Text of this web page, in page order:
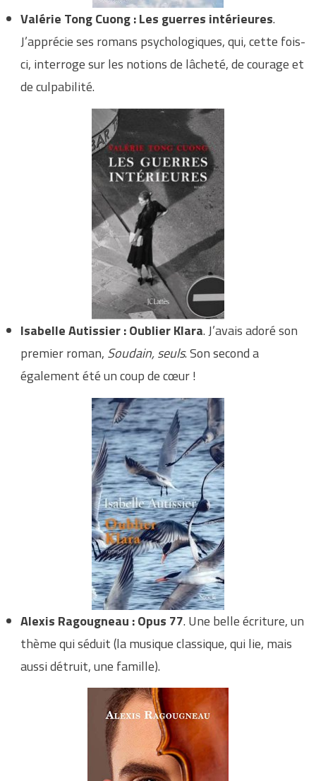
Valérie Tong Cuong : Les guerres intérieures.
J’apprécie ses romans psychologiques, qui, cette fois-
ci, interroge sur les notions de lâcheté, de courage et
de culpabilité.
Isabelle Autissier : Oublier Klara. J’avais adoré son
premier roman, Soudain, seuls. Son second a
également été un coup de cœur !
Alexis Ragougneau : Opus 77. Une belle écriture, un
thème qui séduit (la musique classique, qui lie, mais
aussi détruit, une famille).